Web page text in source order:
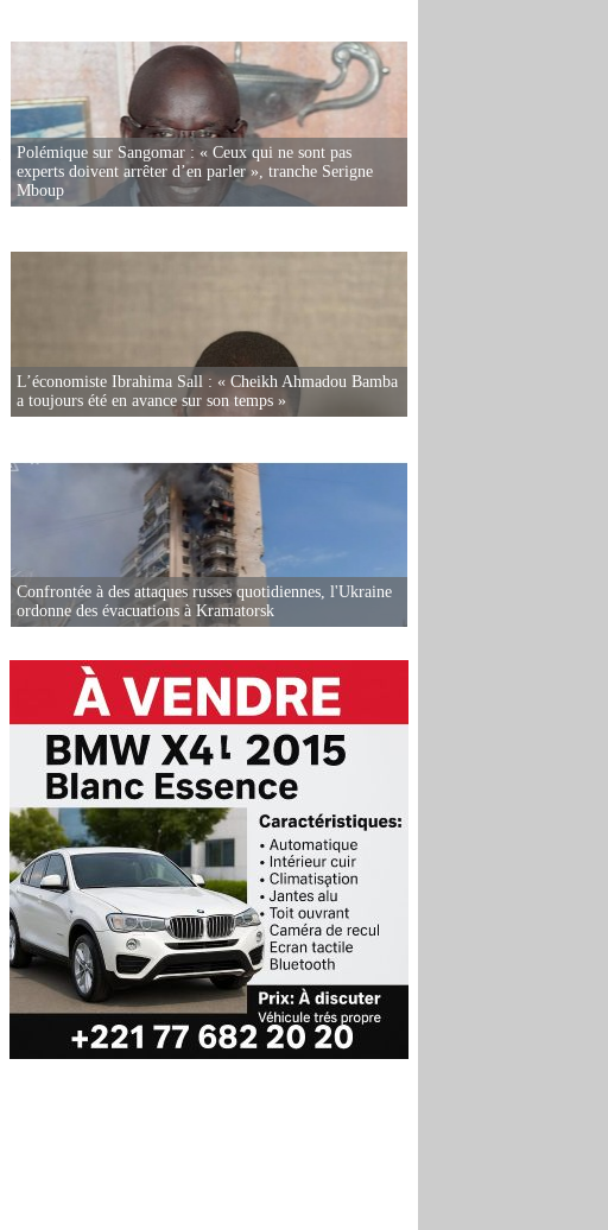
Polémique sur Sangomar : « Ceux qui ne sont pas
experts doivent arrêter d’en parler », tranche Serigne
Mboup
L’économiste Ibrahima Sall : « Cheikh Ahmadou Bamba
a toujours été en avance sur son temps »
Confrontée à des attaques russes quotidiennes, l'Ukraine
ordonne des évacuations à Kramatorsk